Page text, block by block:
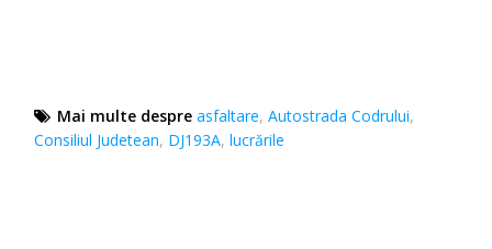
Mai multe despre asfaltare,Autostrada Codrului,
Consiliul Judetean, DJ193A,lucrările